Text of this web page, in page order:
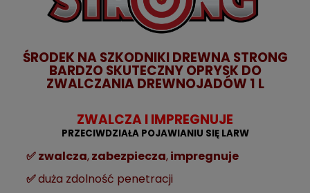
ŚRODEK NA SZKODNIKI DREWNASTRONG
BARDZO SKUTECZNY OPRYSK DO
ZWALCZANIA DREWNOJADÓW 1 L
ZWALCZA I IMPREGNUJE
PRZECIWDZIAŁA POJAWIANIU SIĘ LARW
✅zwalcza,zabezpiecza,impregnuje
✅duża zdolność penetracji